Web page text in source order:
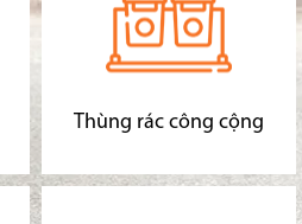
Thùng rác công cộng